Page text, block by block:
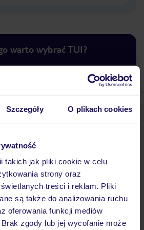
Szczegóły O plikach cookies
takich jak pliki cookie w celu
strony oraz
treści i reklam. Pliki
są także do analizowania ruchu
oferowania funkcji mediów
zgody lub jej wycofanie może
warto wybrać TUI?
Największe biuro
podróży w Polsce
30 lat w